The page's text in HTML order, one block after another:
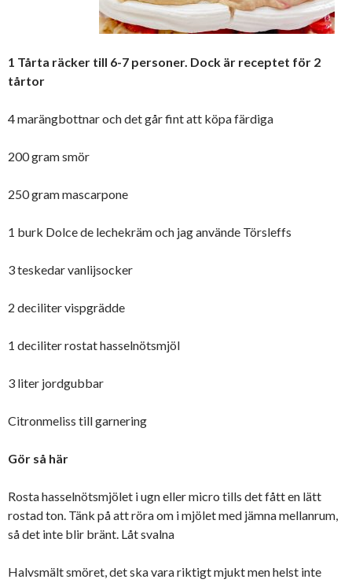
1 Tårta räcker till 6-7 personer. Dock är receptet för 2
tårtor
4 marängbottnar och det går fint att köpa färdiga
200 gram smör
250 gram mascarpone
1 burk Dolce de lechekräm och jag använde Törsleffs
3 teskedar vanlijsocker
2 deciliter vispgrädde
1 deciliter rostat hasselnötsmjöl
3 liter jordgubbar
Citronmeliss till garnering
Gör så här
Rosta hasselnötsmjölet i ugn eller micro tills det fått en lätt
rostad ton. Tänk på att röra om i mjölet med jämna mellanrum,
så det inte blir bränt. Låt svalna
Halvsmält smöret, det ska vara riktigt mjukt men helst inte